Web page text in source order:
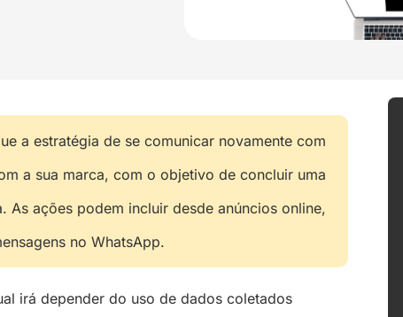
a estratégia de se comunicar novamente com
a sua marca, com o objetivo de concluir uma
As ações podem incluir desde anúncios online,
no WhatsApp.
irá depender do uso de dados coletados